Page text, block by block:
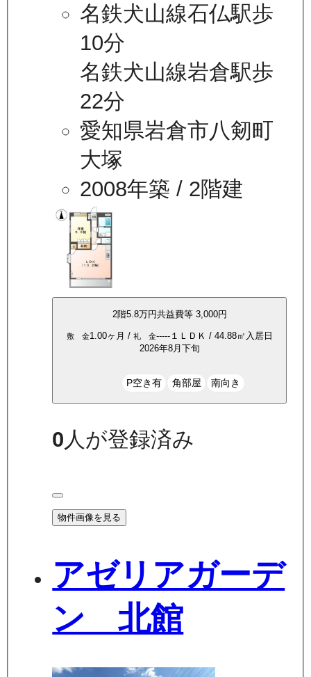
名鉄犬山線石仏駅歩
10分
名鉄犬山線岩倉駅歩
22分
愛知県岩倉市八剱町
大塚
2008年築 / 2階建
2階5.8万円共益費等 3,000円
敷 金1.00ヶ月 / 礼 金-----１ＬＤＫ / 44.88㎡ 入居日
2026年8月下旬
P空き有 角部屋 南向き
0 人が登録済み
物件画像を見る
アゼリアガーデ
ン 北館